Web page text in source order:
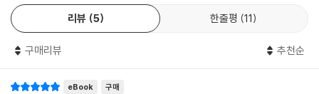
리뷰 5 한줄평 11
구매리뷰 추천순
eBook 구매